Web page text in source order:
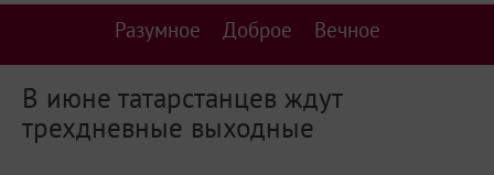
Разумное Доброе Вечное
В июне татарстанцев ждут
трехдневные выходные